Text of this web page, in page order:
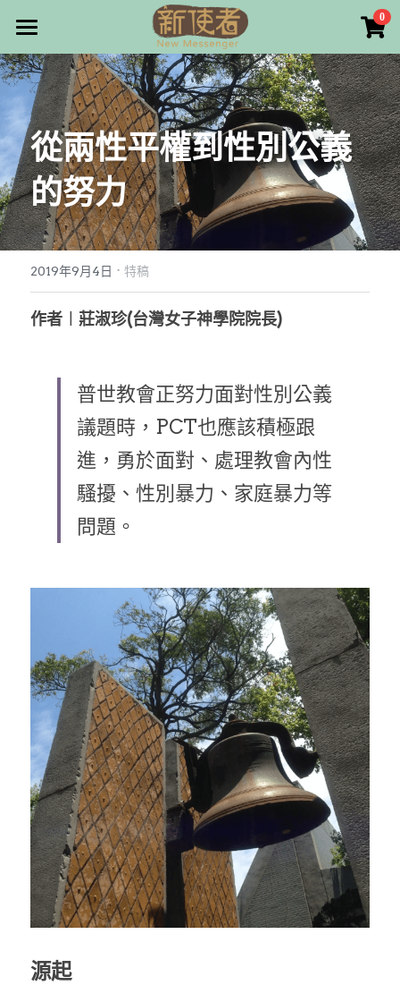
0
最新消息
關於我們
雜誌目錄
雜誌專欄
最新文章
編者的話
本期主題
台灣教會人物檔案
乘著夢想去旅行
成長部落格
特稿
母語葡萄園
神學淺說
信仰生活
好書櫥窗
厝邊頭尾
家書
畫話人生
寫寫畫畫
漫畫
訂購/奉獻/廣告刊登
好站連結
搜索
奉獻支持
從兩性平權到性別公義
的努力
2019年9月4日 · 特稿
作者︱莊淑珍(台灣女子神學院院長)
普世教會正努力面對性別公義
議題時，PCT也應該積極跟
進，勇於面對、處理教會內性
騷擾、性別暴力、家庭暴力等
問題。
源起
×
商品分類
所有商品分類